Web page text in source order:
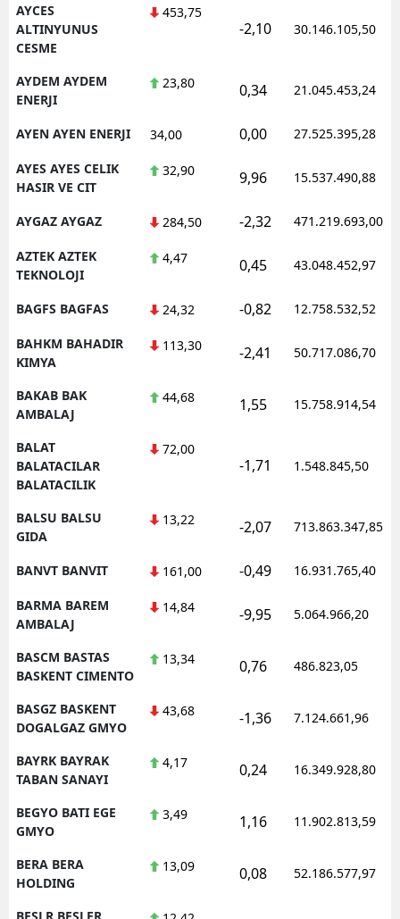
AYCES
ALTINYUNUS
CESME
453,75
-2,10 30.146.105,50
AYDEM AYDEM
ENERJI
23,80 0,34 21.045.453,24
AYEN AYEN ENERJI 34,00 0,00 27.525.395,28
AYES AYES CELIK
HASIR VE CIT
32,90 9,96 15.537.490,88
AYGAZ AYGAZ 284,50 -2,32 471.219.693,00
AZTEK AZTEK
TEKNOLOJI
4,47 0,45 43.048.452,97
BAGFS BAGFAS 24,32 -0,82 12.758.532,52
BAHKM BAHADIR
KIMYA
113,30 -2,41 50.717.086,70
BAKAB BAK
AMBALAJ
44,68 1,55 15.758.914,54
BALAT
BALATACILAR
BALATACILIK
72,00
-1,71 1.548.845,50
BALSU BALSU
GIDA
13,22 -2,07 713.863.347,85
BANVT BANVIT 161,00 -0,49 16.931.765,40
BARMA BAREM
AMBALAJ
14,84 -9,95 5.064.966,20
BASCM BASTAS
BASKENT CIMENTO
13,34 0,76 486.823,05
BASGZ BASKENT
DOGALGAZ GMYO
43,68 -1,36 7.124.661,96
BAYRK BAYRAK
TABAN SANAYI
4,17 0,24 16.349.928,80
BEGYO BATI EGE
GMYO
3,49 1,16 11.902.813,59
BERA BERA
HOLDING
13,09 0,08 52.186.577,97
BESLR BESLER